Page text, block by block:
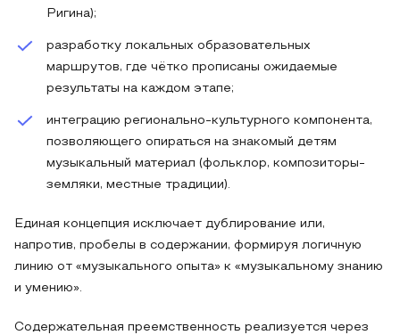
Ригина);
разработку локальных образовательных
маршрутов, где чётко прописаны ожидаемые
результаты на каждом этапе;
интеграцию регионально-культурного компонента,
позволяющего опираться на знакомый детям
музыкальный материал (фольклор, композиторы-
земляки, местные традиции).
Единая концепция исключает дублирование или,
напротив, пробелы в содержании, формируя логичную
линию от «музыкального опыта» к «музыкальному знанию
и умению».
Содержательная преемственность реализуется через